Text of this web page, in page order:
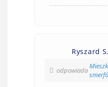
Ryszard
odpowiada